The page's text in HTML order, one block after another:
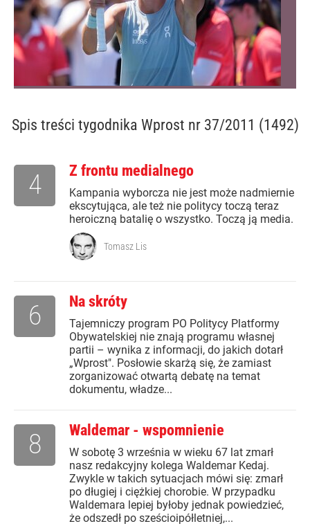
Spis treści tygodnika Wprost nr 37/2011 (1492)
Z frontu medialnego
Kampania wyborcza nie jest może nadmiernie
ekscytująca, ale też nie politycy toczą teraz
heroiczną batalię o wszystko. Toczą ją media.
4
Tomasz Lis
Na skróty
Tajemniczy program PO Politycy Platformy
Obywatelskiej nie znają programu własnej
partii – wynika z informacji, do jakich dotarł
„Wprost". Posłowie skarżą się, że zamiast
zorganizować otwartą debatę na temat
dokumentu, władze...
6
Waldemar - wspomnienie
W sobotę 3 września w wieku 67 lat zmarł
nasz redakcyjny kolega Waldemar Kedaj.
Zwykle w takich sytuacjach mówi się: zmarł
po długiej i ciężkiej chorobie. W przypadku
Waldemara lepiej byłoby jednak powiedzieć,
że odszedł po sześcioipółletniej,...
8